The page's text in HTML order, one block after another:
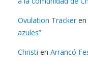
Ovulation Tracker en
azules”
Christi en Arrancó